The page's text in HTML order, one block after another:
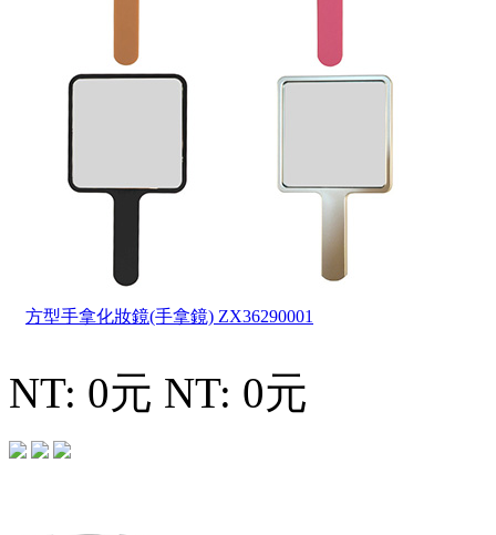
方型手拿化妝鏡(手拿鏡) ZX36290001
NT: 0元 NT: 0元